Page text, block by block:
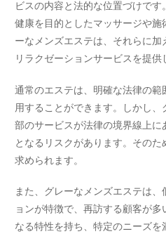
ビスの内容と法的な位置づけで
健康を目的としたマッサージや
ーなメンズエステは、それらに
リラクゼーションサービスを提供
通常のエステは、明確な法律の
用することができます。しかし
部のサービスが法律の境界線上
となるリスクがあります。その
求められます。
また、グレーなメンズエステは
ョンが特徴で、再訪する顧客が
なる特性を持ち、特定のニーズ